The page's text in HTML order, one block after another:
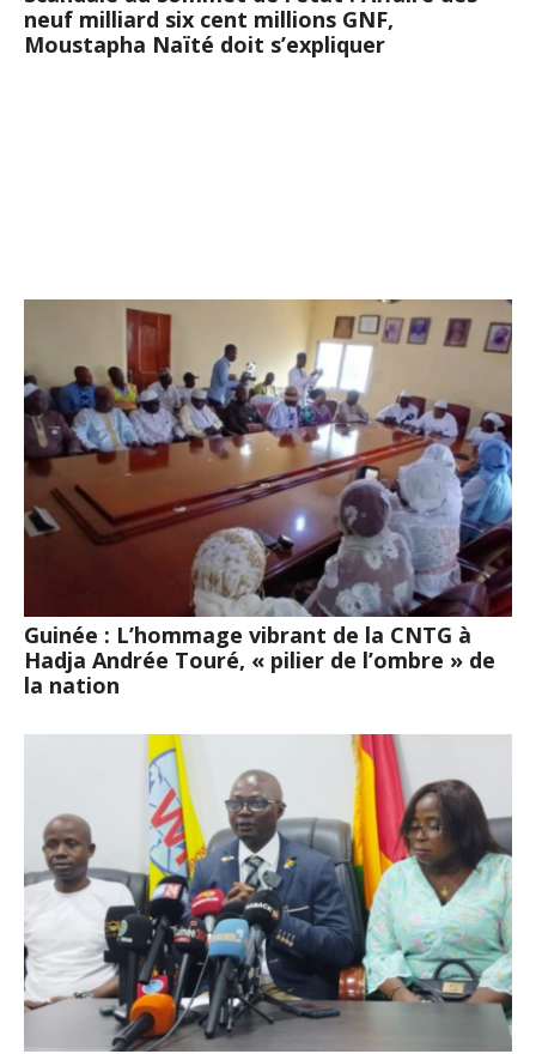
neuf milliard six cent millions GNF,
Moustapha Naïté doit s’expliquer
Guinée : L’hommage vibrant de la CNTG à
Hadja Andrée Touré, « pilier de l’ombre » de
la nation